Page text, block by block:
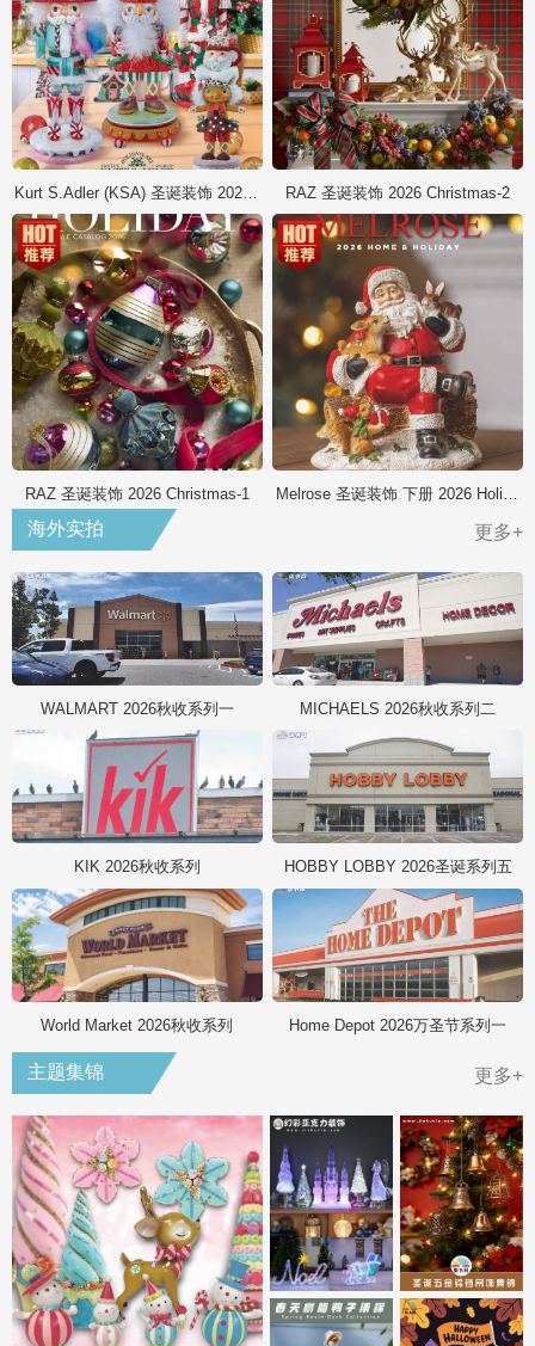
RAZ 圣诞装饰 2026 Christmas-2
RAZ 圣诞装饰 2026 Christmas-1 Melrose 圣诞装饰 下册 2026 Holiday
海外实拍 更多+
WALMART 2026秋收系列一 MICHAELS 2026秋收系列二
KIK 2026秋收系列 HOBBY LOBBY 2026圣诞系列五
World Market 2026秋收系列 Home Depot 2026万圣节系列一
主题集锦 更多+